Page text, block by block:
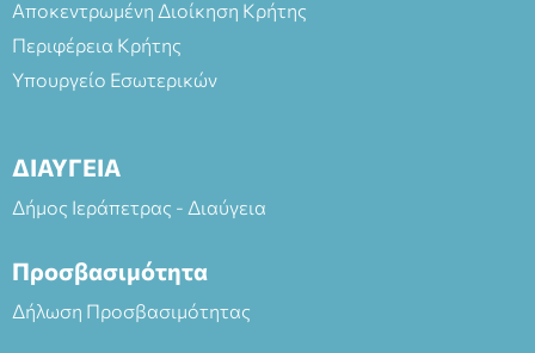
Αποκεντρωμένη Διοίκηση Κρήτης
Περιφέρεια Κρήτης
Υπουργείο Εσωτερικών
ΔΙΑΥΓΕΙΑ
Δήμος Ιεράπετρας - Διαύγεια
Προσβασιμότητα
Δήλωση Προσβασιμότητας